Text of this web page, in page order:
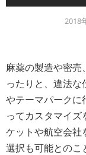
2018
麻薬の製造や密
ったりと、違法
やテーマパークに
ってカスタマイ
ケットや航空会社
選択も可能とのこ